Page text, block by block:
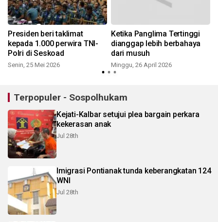
Presiden beri taklimat
kepada 1.000 perwira TNI-
Polri di Seskoad
Senin, 25 Mei 2026
Ketika Panglima Tertinggi
dianggap lebih berbahaya
dari musuh
Minggu, 26 April 2026
Terpopuler - Sospolhukam
Kejati-Kalbar setujui plea bargain perkara
kekerasan anak
Jul 28th
Imigrasi Pontianak tunda keberangkatan 124
WNI
Jul 28th